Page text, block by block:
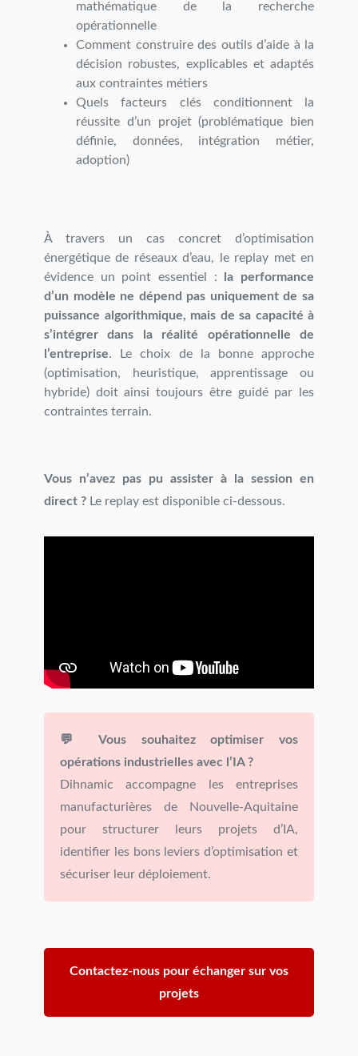
mathématique de la recherche
opérationnelle
Comment construire des outils d’aide à la
décision robustes, explicables et adaptés
aux contraintes métiers
Quels facteurs clés conditionnent la
réussite d’un projet (problématique bien
définie, données, intégration métier,
adoption)
À travers un cas concret d’optimisation
énergétique de réseaux d’eau, le replay met en
évidence un point essentiel :
la performance
d’un modèle ne dépend pas uniquement de sa
puissance algorithmique, mais de sa capacité à
s’intégrer dans la réalité opérationnelle de
l’entreprise. Le choix de la bonne approche
(optimisation, heuristique, apprentissage ou
hybride) doit ainsi toujours être guidé par les
contraintes terrain.
Vous n’avez pas pu assister à la session en
direct ? Le replay est disponible ci-dessous.
💬 Vous souhaitez optimiser vos
opérations industrielles avec l’IA ?
Dihnamic accompagne les entreprises
manufacturières de Nouvelle-Aquitaine
pour structurer leurs projets d’IA,
identifier les bons leviers d’optimisation et
sécuriser leur déploiement.
Contactez-nous pour échanger sur vos
projets